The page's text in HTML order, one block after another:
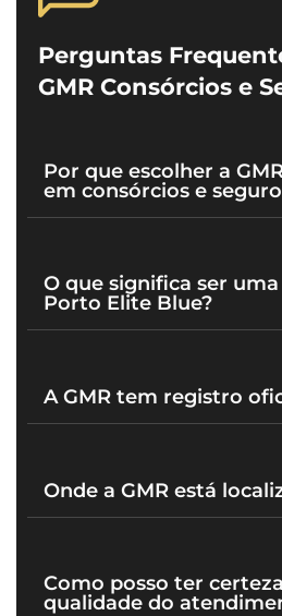
Perguntas
GMR Consórcios e
Por que escolher a
em consórcios e
O que significa ser
Porto Elite Blue?
A GMR tem registro
Onde a GMR está
Como posso ter
qualidade do